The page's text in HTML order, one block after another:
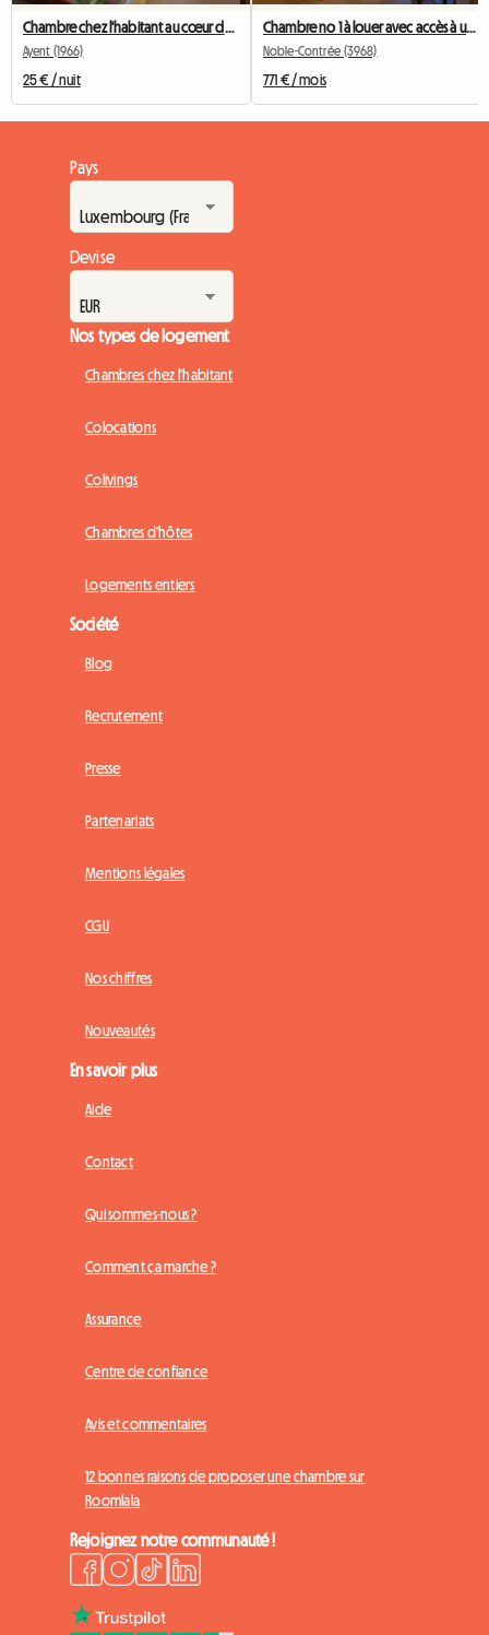
Ayent (1966)
25 € / nuit
Chambre no 1 à louer avec accès à un balcon
Noble-Contrée (3968)
771 € / mois
Pays
Devise
Nos types de logement
Chambres chez l'habitant
Colocations
Colivings
Chambres d'hôtes
Logements entiers
Société
Blog
Recrutement
Presse
Partenariats
Mentions légales
CGU
Nos chiffres
Nouveautés
En savoir plus
Aide
Contact
Qui sommes-nous ?
Comment ça marche ?
Assurance
Centre de confiance
Avis et commentaires
12 bonnes raisons de proposer une chambre sur
Roomlala
Rejoignez notre communauté !